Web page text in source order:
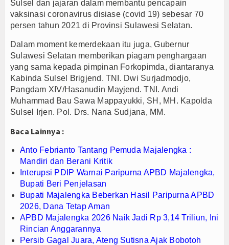
Sulsel dan jajaran dalam membantu pencapain
vaksinasi coronavirus disiase (covid 19) sebesar 70
persen tahun 2021 di Provinsi Sulawesi Selatan.
Dalam moment kemerdekaan itu juga, Gubernur
Sulawesi Selatan memberikan piagam penghargaan
yang sama kepada pimpinan Forkopimda, diantaranya
Kabinda Sulsel Brigjend. TNI. Dwi Surjadmodjo,
Pangdam XIV/Hasanudin Mayjend. TNI. Andi
Muhammad Bau Sawa Mappayukki, SH, MH. Kapolda
Sulsel Irjen. Pol. Drs. Nana Sudjana, MM.
Baca Lainnya :
Anto Febrianto Tantang Pemuda Majalengka :
Mandiri dan Berani Kritik
Interupsi PDIP Warnai Paripurna APBD Majalengka,
Bupati Beri Penjelasan
Bupati Majalengka Beberkan Hasil Paripurna APBD
2026, Dana Tetap Aman
APBD Majalengka 2026 Naik Jadi Rp 3,14 Triliun, Ini
Rincian Anggarannya
Persib Gagal Juara, Ateng Sutisna Ajak Bobotoh